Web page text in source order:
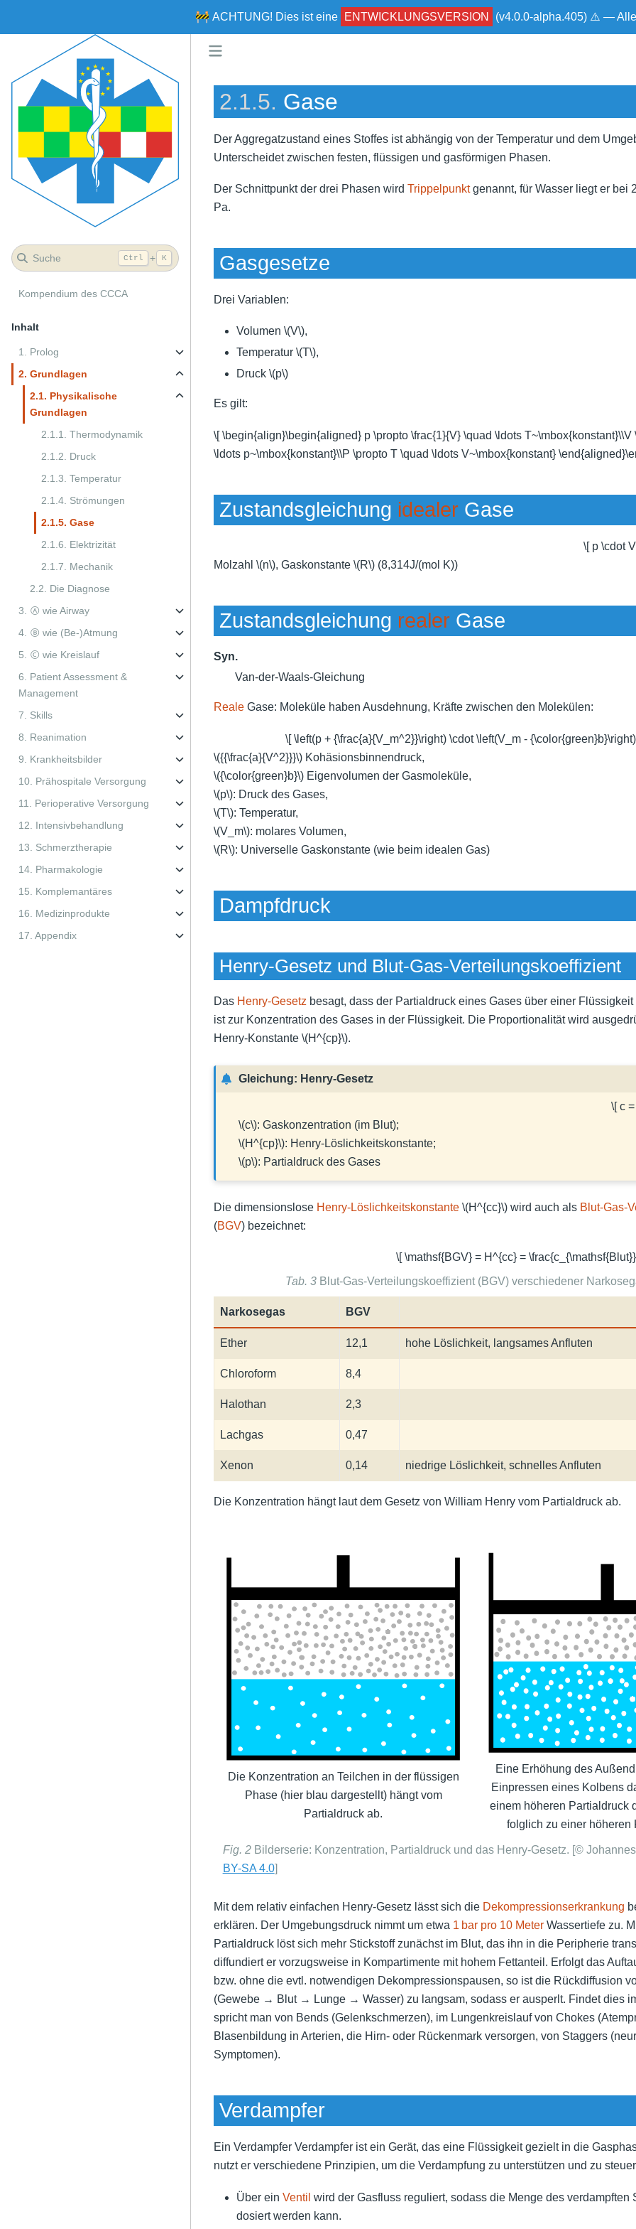
🚧 ACHTUNG! Dies ist eine ENTWICKLUNGSVERSION (v4.0.0-alpha.405) ⚠ —
Suche Ctrl + K
Kompendium des CCCA
Inhalt
1. Prolog
2. Grundlagen
2.1. Physikalische
Grundlagen
2.1.1. Thermodynamik
2.1.2. Druck
2.1.3. Temperatur
2.1.4. Strömungen
2.1.5. Gase
2.1.6. Elektrizität
2.1.7. Mechanik
2.2. Die Diagnose
3. Ⓐ wie Airway
4. Ⓑ wie (Be-)Atmung
5. Ⓒ wie Kreislauf
6. Patient Assessment &
Management
7. Skills
8. Reanimation
9. Krankheitsbilder
10. Prähospitale Versorgung
11. Perioperative Versorgung
12. Intensivbehandlung
13. Schmerztherapie
14. Pharmakologie
15. Komplemantäres
16. Medizinprodukte
17. Appendix
2.1.5. Gase
Der Aggregatzustand eines Stoffes ist abhängig von der Temperatur und dem
Unterscheidet zwischen festen, flüssigen und gasförmigen Phasen.
Der Schnittpunkt der drei Phasen wird Trippelpunktgenannt, für Wasser liegt er bei
Pa.
Gasgesetze
Drei Variablen:
Volumen \(V\),
Temperatur \(T\),
Druck \(p\)
Es gilt:
\[ \begin{align}\begin{aligned} p \propto \frac{1}{V} \quad \ldots T~\mbox{konstant}\\V
\ldots p~\mbox{konstant}\\P \propto T \quad \ldots V~\mbox{konstant}
Zustandsgleichung idealerGase
\[ p \cdot
Molzahl \(n\), Gaskonstante \(R\)(8,314J/(mol K))
Zustandsgleichung realerGase
Syn.
Van-der-Waals-Gleichung
RealeGase: Moleküle haben Ausdehnung, Kräfte zwischen den Molekülen:
\[ \left(p + {\frac{a}{V_m^2}}\right) \cdot \left(V_m -
\({{\frac{a}{V^2}}}\)Kohäsionsbinnendruck,
\({\color{green}b}\)Eigenvolumen der Gasmoleküle,
\(p\): Druck des Gases,
\(T\): Temperatur,
\(V_m\): molares Volumen,
\(R\): Universelle Gaskonstante (wie beim idealen Gas)
Dampfdruck
Henry-Gesetz und Blut-Gas-Verteilungskoeffizient
Das Henry-Gesetz besagt, dass der Partialdruck eines Gases über einer
ist zur Konzentration des Gases in der Flüssigkeit. Die Proportionalität wird
Henry-Konstante \(H^{cp}\).
Gleichung: Henry-Gesetz
\[ c
\(c\): Gaskonzentration (im Blut);
\(H^{cp}\): Henry-Löslichkeitskonstante;
\(p\): Partialdruck des Gases
Die dimensionslose Henry-Löslichkeitskonstante \(H^{cc}\)wird auch als Blut-Gas-
(BGV) bezeichnet:
\[ \mathsf{BGV} = H^{cc} =
Tab. 3 Blut-Gas-Verteilungskoeffizient (BGV) verschiedener
Narkosegas BGV
Ether 12,1 hohe Löslichkeit, langsames Anfluten
Chloroform 8,4
Halothan 2,3
Lachgas 0,47
Xenon 0,14 niedrige Löslichkeit, schnelles Anfluten
Die Konzentration hängt laut dem Gesetz von William Henry vom Partialdruck ab.
Die Konzentration an Teilchen in der flüssigen
Phase (hier blau dargestellt) hängt vom
Partialdruck ab.
Eine Erhöhung des
Einpressen eines Kolbens
einem höheren Partialdruck
folglich zu einer höheren
Fig. 2 Bilderserie: Konzentration, Partialdruck und das Henry-Gesetz. [©
BY-SA 4.0]
Mit dem relativ einfachen Henry-Gesetz lässt sich die Dekompressionserkrankung
erklären. Der Umgebungsdruck nimmt um etwa 1 bar pro 10 MeterWassertiefe zu.
Partialdruck löst sich mehr Stickstoff zunächst im Blut, das ihn in die Peripherie
diffundiert er vorzugsweise in Kompartimente mit hohem Fettanteil. Erfolgt das
bzw. ohne die evtl. notwendigen Dekompressionspausen, so ist die Rückdiffusion
(Gewebe → Blut → Lunge → Wasser) zu langsam, sodass er ausperlt. Findet dies
spricht man von Bends (Gelenkschmerzen), im Lungenkreislauf von Chokes
Blasenbildung in Arterien, die Hirn- oder Rückenmark versorgen, von Staggers
Symptomen).
Verdampfer
Ein Verdampfer Verdampfer ist ein Gerät, das eine Flüssigkeit gezielt in die
nutzt er verschiedene Prinzipien, um die Verdampfung zu unterstützen und zu
Über ein Ventil wird der Gasfluss reguliert, sodass die Menge des verdampften
dosiert werden kann.